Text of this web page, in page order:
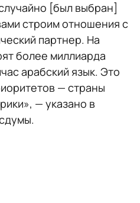
[был выбран]
строим отношения с
партнер. На
более миллиарда
арабский язык. Это
— страны
— указано в